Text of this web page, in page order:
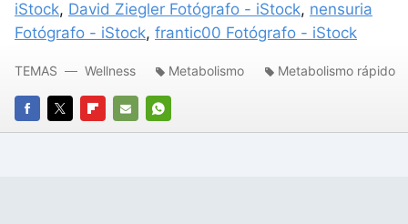
iStock, David Ziegler Fotógrafo - iStock, nensuria
Fotógrafo - iStock, frantic00 Fotógrafo - iStock
FACEBOOK
TWITTERFLIPBOARD
E-
WHATSAPP
TEMAS Wellness Metabolismo Metabolismo rápido